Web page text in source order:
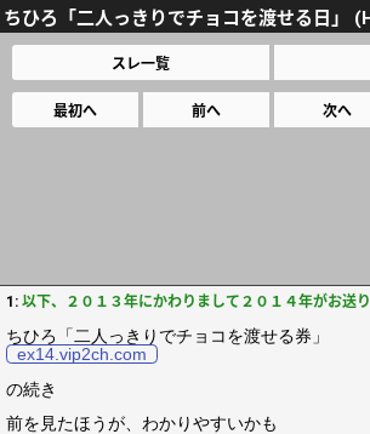
ちひろ「二人っきりでチョコを渡せる日」
スレ一覧
最初へ 前へ 次へ
1: 以下、２０１３年にかわりまして２０１４年がお送
ちひろ「二人っきりでチョコを渡せる券」
ex14.vip2ch.com
の続き
前を見たほうが、わかりやすいかも